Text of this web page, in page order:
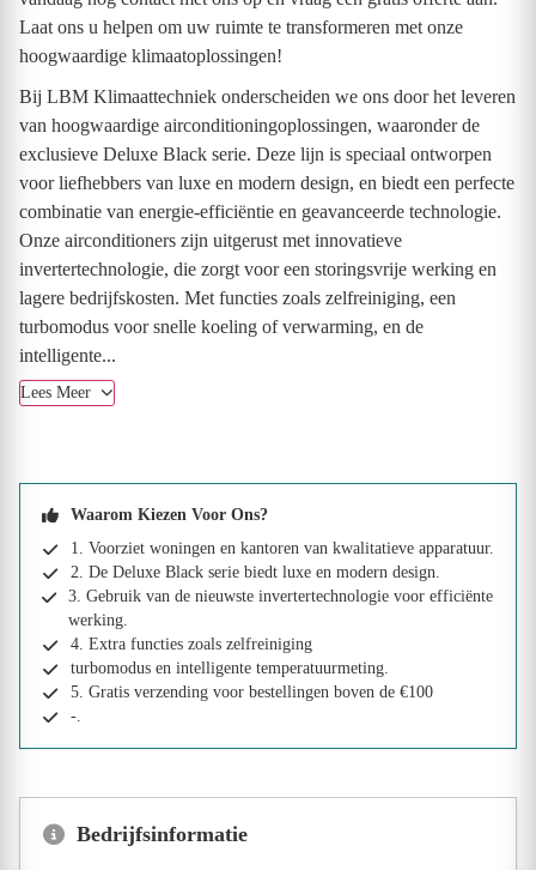
Laat ons u helpen om uw ruimte te transformeren met onze
hoogwaardige klimaatoplossingen!
Bij LBM Klimaattechniek onderscheiden we ons door het leveren
van hoogwaardige airconditioningoplossingen, waaronder de
exclusieve Deluxe Black serie. Deze lijn is speciaal ontworpen
voor liefhebbers van luxe en modern design, en biedt een perfecte
combinatie van energie-efficiëntie en geavanceerde technologie.
Onze airconditioners zijn uitgerust met innovatieve
invertertechnologie, die zorgt voor een storingsvrije werking en
lagere bedrijfskosten. Met functies zoals zelfreiniging, een
turbomodus voor snelle koeling of verwarming, en de
intelligente...
Lees Meer
Waarom Kiezen Voor Ons?
1. Voorziet woningen en kantoren van kwalitatieve apparatuur.
2. De Deluxe Black serie biedt luxe en modern design.
3. Gebruik van de nieuwste invertertechnologie voor efficiënte
werking.
4. Extra functies zoals zelfreiniging
turbomodus en intelligente temperatuurmeting.
5. Gratis verzending voor bestellingen boven de €100
-.
Bedrijfsinformatie